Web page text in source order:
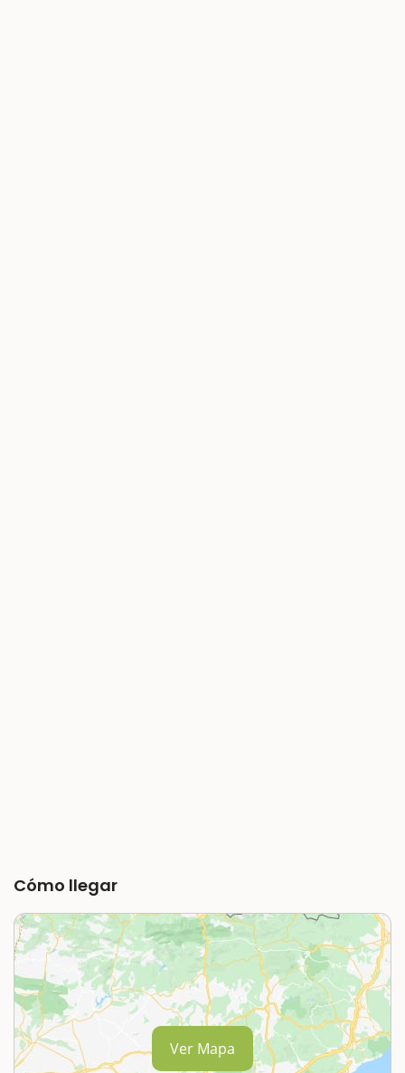
Cómo llegar
Ver Mapa